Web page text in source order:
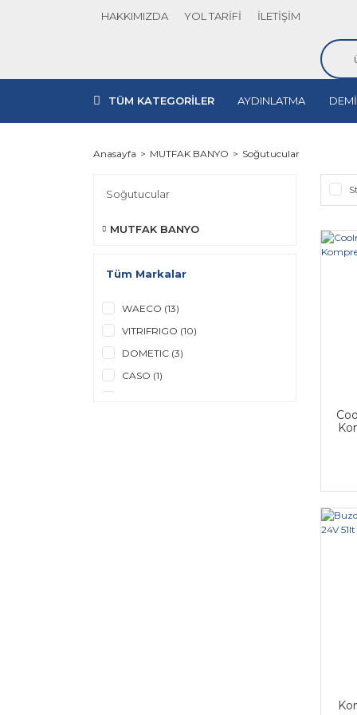
HAKKIMIZDA YOL TARİFİ İLETİŞİM
TÜM KATEGORİLER AYDINLATMA
Anasayfa MUTFAK BANYO Soğutucular
Soğutucular
MUTFAK BANYO
Tüm Markalar
WAECO (13)
VITRIFRIGO (10)
DOMETIC (3)
CASO (1)